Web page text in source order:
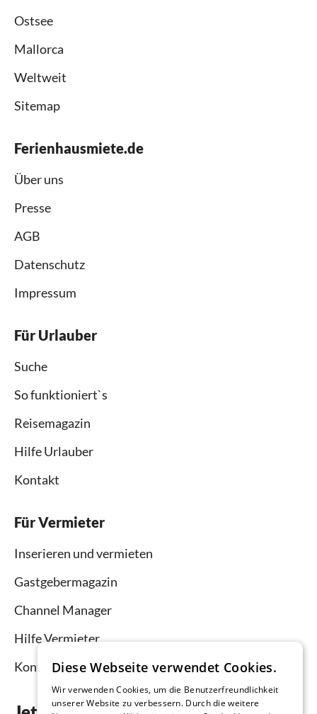
Ostsee
Mallorca
Weltweit
Sitemap
Ferienhausmiete.de
Über uns
Presse
AGB
Datenschutz
Impressum
Für Urlauber
Suche
So funktioniert`s
Reisemagazin
Hilfe Urlauber
Kontakt
Für Vermieter
Inserieren und vermieten
Gastgebermagazin
Channel Manager
Hilfe Vermieter
KontaktDiese Webseite verwendet Cookies.
Wir verwenden Cookies, um die Benutzerfreundlichkeit
unserer Website zu verbessern. Durch die weitere